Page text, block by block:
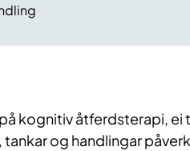
kognitiv åtferdsterapi,
og handlingar